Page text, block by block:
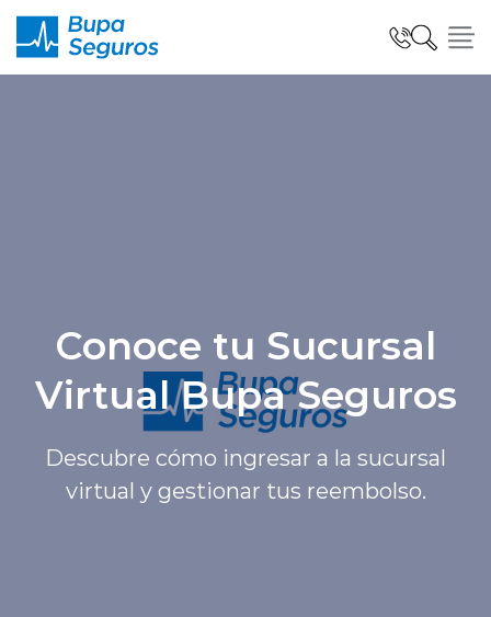
Centro de Ayuda
modo claro
Conoce tu Sucursal
Virtual Bupa Seguros
Descubre cómo ingresar a la sucursal
virtual y gestionar tus reembolso.